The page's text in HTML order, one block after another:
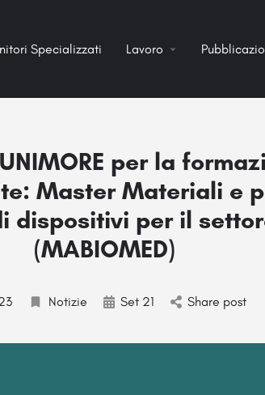
Specializzati Lavoro
per la
Master Materiali e
dispositivi per il
(MABIOMED)
Notizie Set 21 Share post